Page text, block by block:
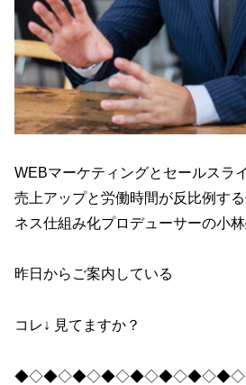
WEBマーケティングとセールスラ
売上アップと労働時間が反比例す
ネス仕組み化プロデューサーの小林
昨日からご案内している
コレ↓ 見てますか？